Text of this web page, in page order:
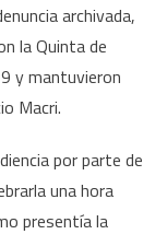
archivada,
la Quinta de
y mantuvieron
Macri.
por parte de
una hora
presentía la